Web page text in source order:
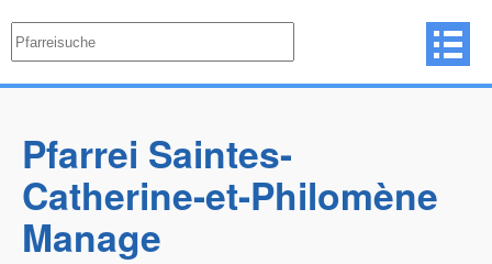
Pfarrei Saintes-
Catherine-et-Philomène
Manage